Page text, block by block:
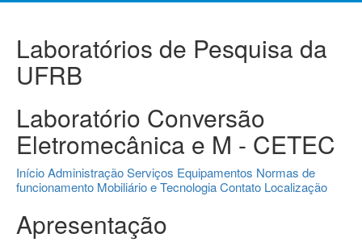
Laboratórios de Pesquisa da
UFRB
Laboratório Conversão
Eletromecânica e M - CETEC
InícioAdministraçãoServiços Equipamentos Normas de
funcionamento Mobiliário e TecnologiaContato Localização
Apresentação